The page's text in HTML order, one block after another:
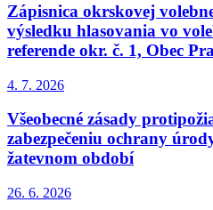
Zápisnica okrskovej
výsledku hlasovania vo
referende okr. č. 1, Obec
4. 7. 2026
Všeobecné zásady
zabezpečeniu ochrany
žatevnom období
26. 6. 2026